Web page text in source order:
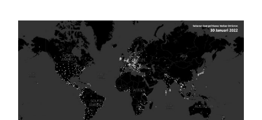
Dataset Jumlah Sampel Kasus
Varian Omicron Menurut Negara
– GISAID